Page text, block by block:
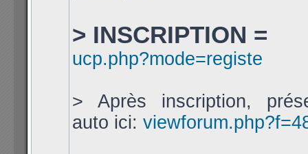
> INSCRIPTION =
ucp.php?mode=registe
> Après inscription,
auto ici: